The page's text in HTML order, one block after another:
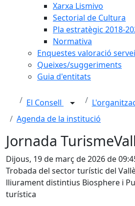
Xarxa Lismivo
Sectorial de Cultura
Pla estratègic 2018-
Normativa
Enquestes valoració
Queixes/suggeriments
Guia d'entitats
El Consell
Agenda de la institució
Jornada
Dijous, 19 de març de 2026 de
Trobada del sector turístic del
lliurament distintius Biosphere i
turística